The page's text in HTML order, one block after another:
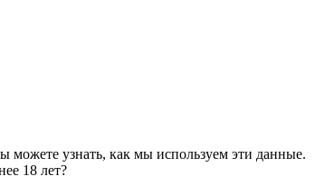
можете узнать, как мы используем эти данные.
18 лет?